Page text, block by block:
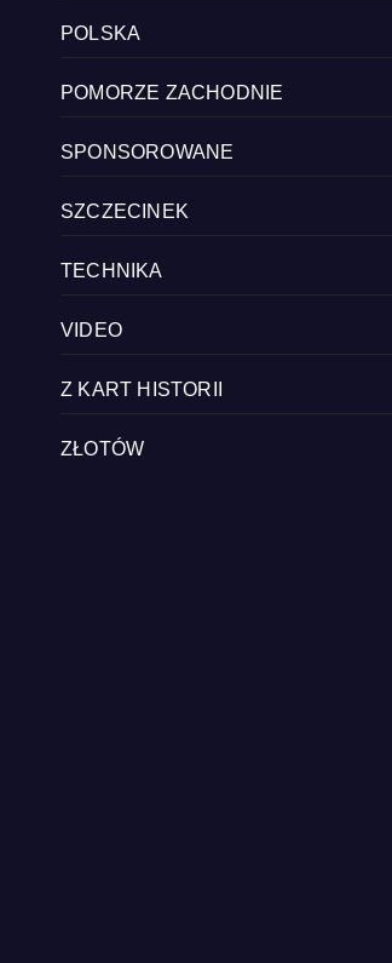
POLSKA
POMORZE ZACHODNIE
SPONSOROWANE
SZCZECINEK
TECHNIKA
VIDEO
Z KART HISTORII
ZŁOTÓW